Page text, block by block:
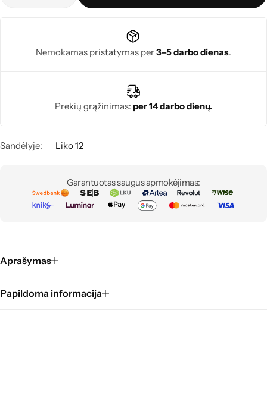
Nemokamas pristatymas per3–5 darbo dienas.
Prekių grąžinimas: per 14 darbo dienų.
Sandėlyje: Liko 12
Garantuotas saugus apmokėjimas:
Aprašymas
Papildoma informacija